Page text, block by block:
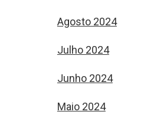
Agosto 2024
Julho 2024
Junho 2024
Maio 2024